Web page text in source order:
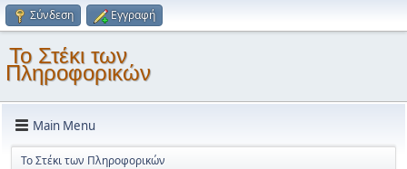
Σύνδεση Εγγραφή
Το Στέκι των
Πληροφορικών
Main Menu
Το Στέκι των Πληροφορικών